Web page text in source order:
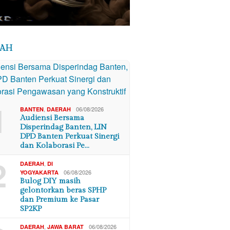
BANTEN ,DAERAH 06/08/2026
Audiensi Bersama
Disperindag Banten, LIN
DPD Banten Perkuat Sinergi
dan Kolaborasi Pe…
DAERAH ,DI
YOGYAKARTA
06/08/2026
Bulog DIY masih
gelontorkan beras SPHP
dan Premium ke Pasar
SP2KP
DAERAH ,JAWA BARAT 06/08/2026